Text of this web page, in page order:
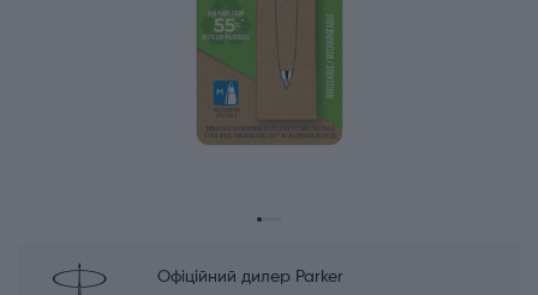
Офіційний дилер Parker